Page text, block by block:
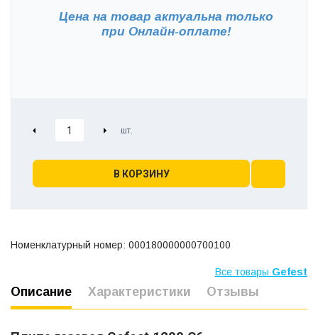
Цена на товар актуальна только
при Онлайн-оплате!
В КОРЗИНУ
Номенклатурный номер: 000180000000700100
Все товары Gefest
Описание Характеристики Отзывы